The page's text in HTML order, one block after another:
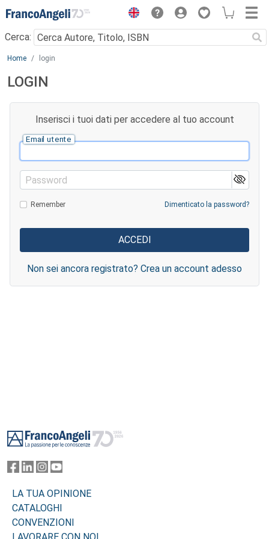
Menu
Cerca:
Main content
Home login
LOGIN
Inserisci i tuoi dati per accedere al tuo account
Email utente
Password
Remember Dimenticato la password?
Non sei ancora registrato? Crea un account adesso
LA TUA OPINIONE
CATALOGHI
CONVENZIONI